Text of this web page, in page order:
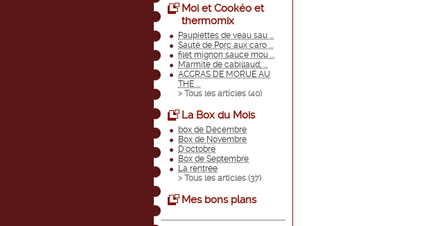
Moi et Cookéo et
thermomix
Paupiettes de veau sau ...
Sauté de Porc aux caro ...
filet mignon sauce mou ...
Marmite de cabillaud, ...
ACCRAS DE MORUE AU
THE ...
> Tous les articles (40)
La Box du Mois
box de Décembre
Box de Novembre
D'octobre
Box de Septembre
La rentrée
> Tous les articles (37)
Mes bons plans